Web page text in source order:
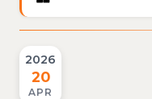
2026
20
APR